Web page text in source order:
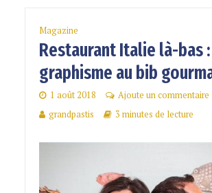
Magazine
Restaurant Italie là-bas
graphisme au bib
1 août 2018
Ajoute un commentaire
grandpastis
3 minutes de lecture